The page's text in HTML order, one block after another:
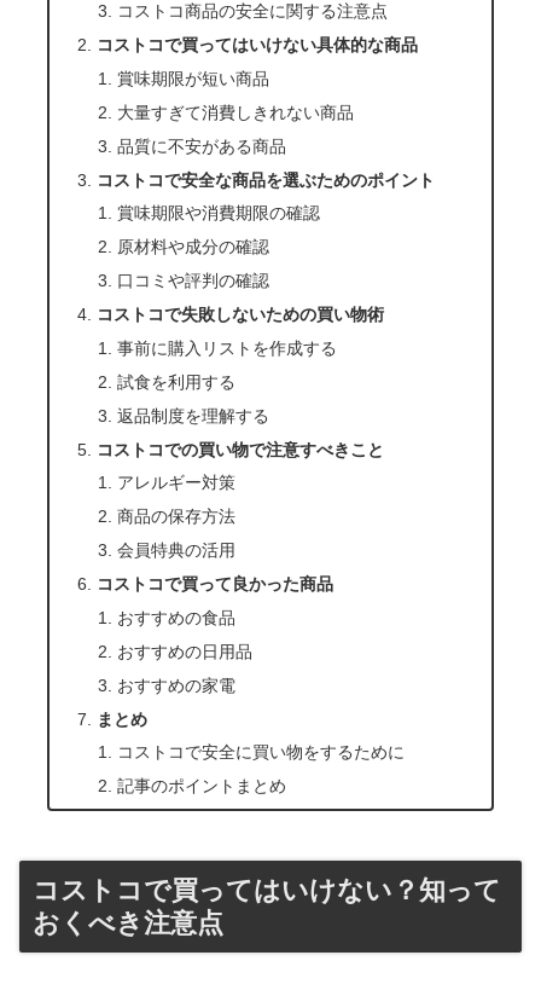
コストコ商品の安全に関する注意点
コストコで買ってはいけない具体的な商品
賞味期限が短い商品
大量すぎて消費しきれない商品
品質に不安がある商品
コストコで安全な商品を選ぶためのポイント
賞味期限や消費期限の確認
原材料や成分の確認
口コミや評判の確認
コストコで失敗しないための買い物術
事前に購入リストを作成する
試食を利用する
返品制度を理解する
コストコでの買い物で注意すべきこと
アレルギー対策
商品の保存方法
会員特典の活用
コストコで買って良かった商品
おすすめの食品
おすすめの日用品
おすすめの家電
まとめ
コストコで安全に買い物をするために
記事のポイントまとめ
コストコで買ってはいけない？知って
おくべき注意点